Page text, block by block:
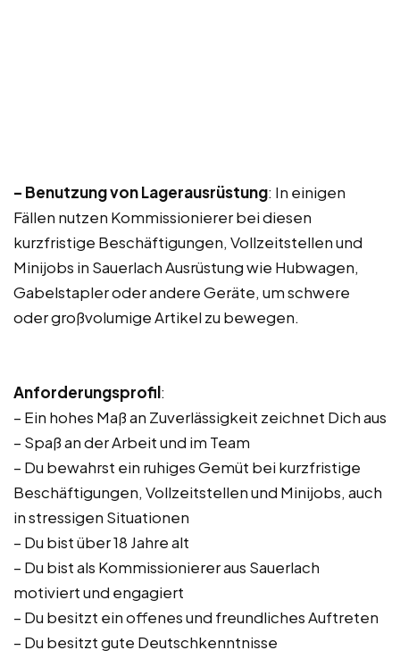
– Benutzung von Lagerausrüstung: In einigen
Fällen nutzen Kommissionierer bei diesen
kurzfristige Beschäftigungen, Vollzeitstellen und
Minijobs in Sauerlach Ausrüstung wie Hubwagen,
Gabelstapler oder andere Geräte, um schwere
oder großvolumige Artikel zu bewegen.
Anforderungsprofil:
– Ein hohes Maß an Zuverlässigkeit zeichnet Dich aus
– Spaß an der Arbeit und im Team
– Du bewahrst ein ruhiges Gemüt bei kurzfristige
Beschäftigungen, Vollzeitstellen und Minijobs, auch
in stressigen Situationen
– Du bist über 18 Jahre alt
– Du bist als Kommissionierer aus Sauerlach
motiviert und engagiert
– Du besitzt ein offenes und freundliches Auftreten
– Du besitzt gute Deutschkenntnisse